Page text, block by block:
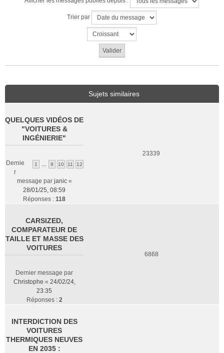
Trier par
Sujets similaires
QUELQUES VIDÉOS DE
"VOITURES &
INGÉNIERIE"
1 9 10 11 12
Dernie
r
message par janic«
28/01/25, 08:59
Réponses : 118
23339
CARSIZED,
COMPARATEUR DE
TAILLE ET MASSE DES
VOITURES
Dernier message par
Christophe « 24/02/24,
23:35
Réponses : 2
6868
INTERDICTION DES
VOITURES
THERMIQUES NEUVES
EN 2035 :